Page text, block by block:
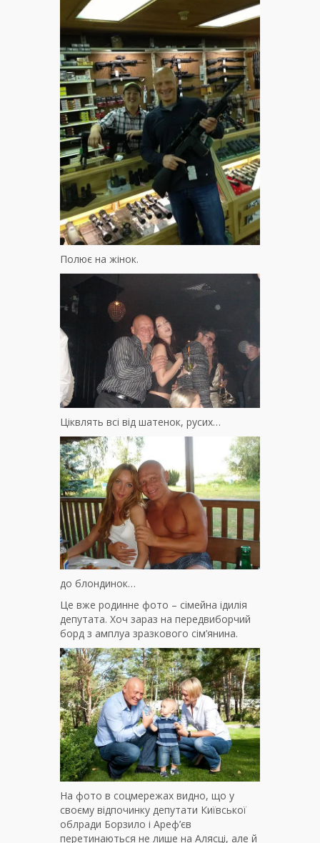
Полює на жінок.
Ціквлять всі від шатенок, русих…
до блондинок…
Це вже родинне фото – сімейна ідилія
депутата. Хоч зараз на передвиборчий
борд з амплуа зразкового сім’янина.
На фото в соцмережах видно, що у
своєму відпочинку депутати Київської
облради Борзило і Ареф’єв
перетинаються не лише на Алясці, але й